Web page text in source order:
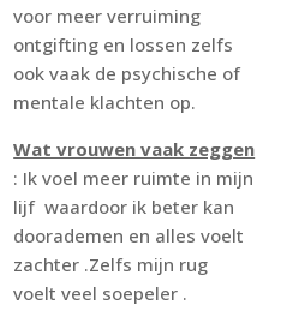
voor meer verruiming
ontgifting en lossen zelfs
ook vaak de psychische of
mentale klachten op.
Wat vrouwen vaak zeggen
: Ik voel meer ruimte in mijn
lijf waardoor ik beter kan
doorademen en alles voelt
zachter .Zelfs mijn rug
voelt veel soepeler .